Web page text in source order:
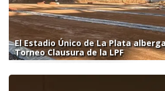
El Estadio Único de La Plata
Torneo Clausura de la LPF